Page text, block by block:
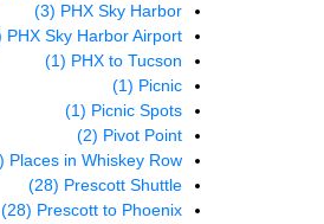
PHX Sky Harbor
(3)
PHX Sky Harbor Airport
PHX to Tucson
(1)
Picnic
(1)
Picnic Spots
(1)
Pivot Point
(2)
Places in Whiskey Row
Prescott Shuttle
(28)
Prescott to Phoenix
(28)